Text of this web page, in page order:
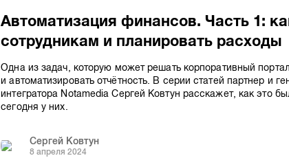
Автоматизация финансов. Часть 1:
сотрудникам и планировать расходы
Одна из задач, которую может решать корпоративный
и автоматизировать отчётность. В серии статей партнер и
интегратора Notamedia Сергей Ковтун расскажет, как это
сегодня у них.
Сергей Ковтун
8 апреля 2024